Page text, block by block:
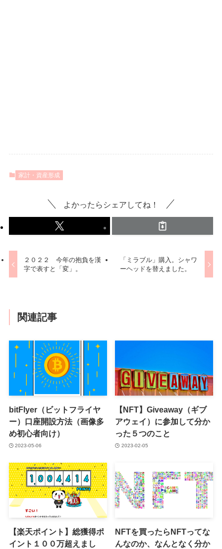
家計・資産形成
よかったらシェアしてね！
２０２２ 今年の抱負を漢
字で表すと「変」。
「ミラブル」購入。シャワ
ーヘッドを替えました。
関連記事
bitFlyer（ビットフライヤ
ー）口座開設方法（画像多
め初心者向け）
2023-05-06
【NFT】Giveaway（ギブ
アウェイ）に参加して分か
った５つのこと
2023-02-05
【楽天ポイント】総獲得ポ
イント１００万超えまし
NFTを買ったらNFTってな
んなのか、なんとなく分か